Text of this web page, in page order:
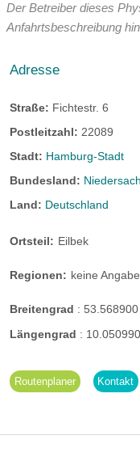
Der Betreiber dieses
Anfahrtsbeschreibung
Adresse
Straße: Fichtestr. 6
Postleitzahl: 22089
Stadt: Hamburg-Stadt
Bundesland:
Land: Deutschland
Ortsteil: Eilbek
Regionen: keine Angabe
Breitengrad : 53.568900
Längengrad : 10.050990
Routenplaner Kontakt